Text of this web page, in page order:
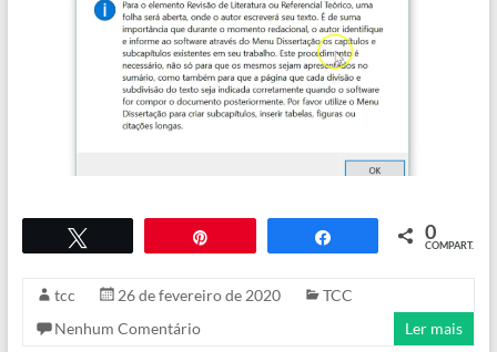
0
COMPART.
tcc 26 de fevereiro de 2020
TCC
Nenhum Comentário
Ler mais